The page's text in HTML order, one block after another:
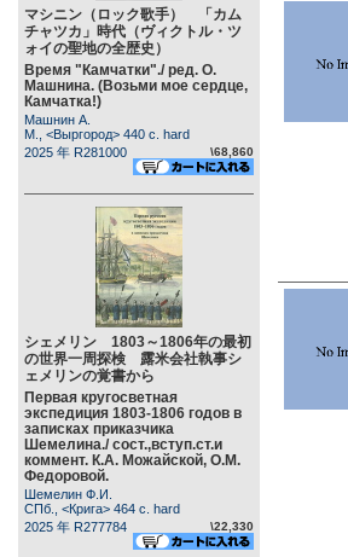
マシニン（ロック歌手） 「カム
チャツカ」時代（ヴィクトル・ツ
ォイの聖地の全歴史）
Время "Камчатки"./ ред. О.
Машнина. (Возьми мое сердце,
Камчатка!)
Машнин А.
М., <Выргород> 440 c. hard
2025 年 R281000
\68,860
シェメリン 1803～1806年の最初
の世界一周探検 露米会社執事シ
ェメリンの覚書から
Первая кругосветная
экспедиция 1803-1806 годов в
записках приказчика
Шемелина./ сост.,вступ.ст.и
коммент. К.А. Можайской, О.М.
Федоровой.
Шемелин Ф.И.
СПб., <Крига> 464 c. hard
2025 年 R277784
\22,330